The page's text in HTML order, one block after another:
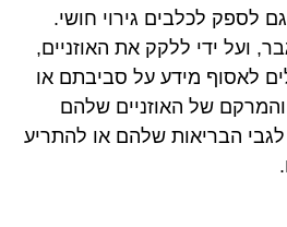
לספק לכלבים גירוי חושי.
ועל ידי ללקק את האוזניים,
לאסוף מידע על סביבתם או
של האוזניים שלהם
הבריאות שלהם או להתריע